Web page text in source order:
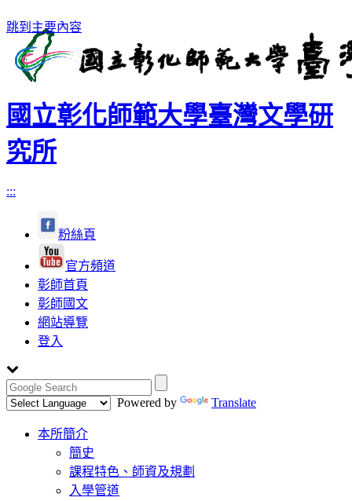
跳到主要內容
國立彰化師範大學臺灣文學研
究所
:::
粉絲頁
官方頻道
彰師首頁
彰師國文
網站導覽
登入
Powered by
Translate
Toggle
navigation
本所簡介
簡史
課程特色、師資及規劃
入學管道